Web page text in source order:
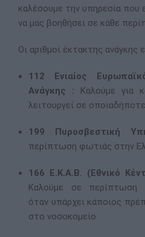
καλέσουμε την υπηρεσία που
να μας βοηθήσει σε κάθε
Οι αριθμοί έκτακτης ανάγκης
112 Ενιαίος
Ανάγκης : Καλούμε για
λειτουργεί σε
199 Πυροσβεστική
περίπτωση φωτιάς στην
166 Ε.Κ.Α.Β. (Εθνικό
Καλούμε σε περίπτωση
όταν υπάρχει κάποιος
στο νοσοκομείο